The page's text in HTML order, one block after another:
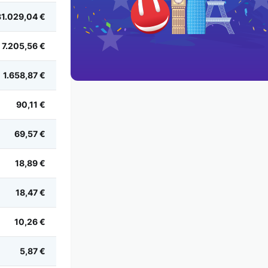
€
7.205,56 €
1.658,87 €
90,11 €
69,57 €
18,89 €
18,47 €
10,26 €
5,87 €